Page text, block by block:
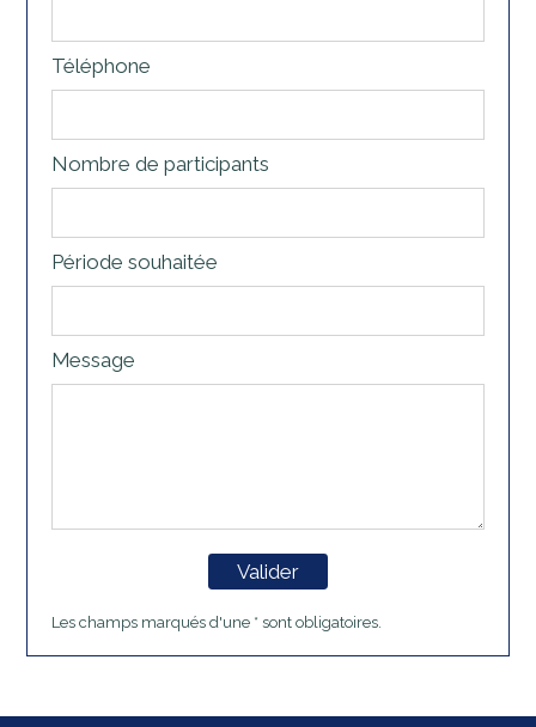
Téléphone
Nombre de participants
Période souhaitée
Message
Valider
Les champs marqués d'une * sont obligatoires.